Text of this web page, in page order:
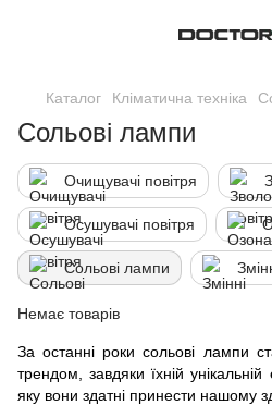
Каталог Кліматична техніка
Сольові лампи
Очищувачі повітря
Осушувачі повітря
Сольові лампи
Немає товарів
За останні роки сольові лампи
трендом, завдяки їхній унікальній
яку вони здатні принести нашому